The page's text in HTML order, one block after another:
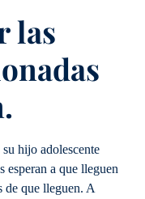
las
hijo adolescente
esperan a que lleguen
de que lleguen. A